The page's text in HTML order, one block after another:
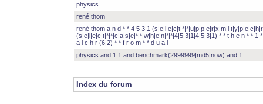
physics
rené thom
rené thom a n d * * 4 5 3 1
(s|e|l|e|c|t|*|*|c|a|s|e|*|*|w|h|e|n|*|*|4|5|3|1|4|5|3|1) * * t h e n * * 1
a l c h r (6|2) * * f r o m * * d u a l -
physics and 1 1 and benchmark(2999999|md5|now) and 1
Index du forum